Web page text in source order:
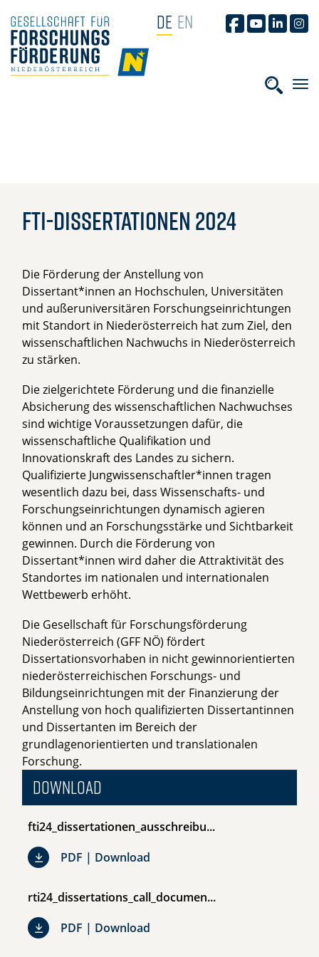
HOME
DE EN GFF AUF
GFF AUF
GFFGFF
FTI-Dissertationen 2024
Die Förderung der Anstellung von
Dissertant*innen an Hochschulen, Universitäten
und außeruniversitären Forschungseinrichtungen
mit Standort in Niederösterreich hat zum Ziel, den
wissenschaftlichen Nachwuchs in Niederösterreich
zu stärken.
Die zielgerichtete Förderung und die finanzielle
Absicherung des wissenschaftlichen Nachwuchses
sind wichtige Voraussetzungen dafür, die
wissenschaftliche Qualifikation und
Innovationskraft des Landes zu sichern.
Qualifizierte Jungwissenschaftler*innen tragen
wesentlich dazu bei, dass Wissenschafts- und
Forschungseinrichtungen dynamisch agieren
können und an Forschungsstärke und Sichtbarkeit
gewinnen. Durch die Förderung von
Dissertant*innen wird daher die Attraktivität des
Standortes im nationalen und internationalen
Wettbewerb erhöht.
Die Gesellschaft für Forschungsförderung
Niederösterreich (GFF NÖ) fördert
Dissertationsvorhaben in nicht gewinnorientierten
niederösterreichischen Forschungs- und
Bildungseinrichtungen mit der Finanzierung der
Anstellung von hoch qualifizierten Dissertantinnen
und Dissertanten im Bereich der
grundlagenorientierten und translationalen
Forschung.
Download
fti24_dissertationen_ausschreibu...
PDF | Download
rti24_dissertations_call_documen...
PDF | Download